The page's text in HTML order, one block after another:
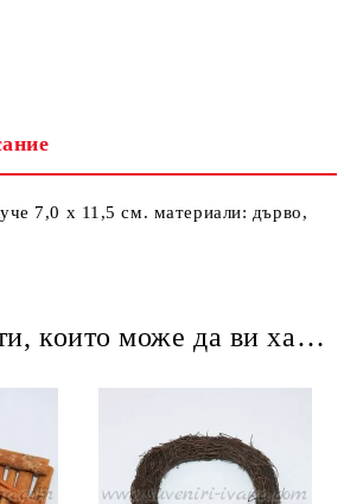
7,0 х 11,5 см. материали: дърво,
Други продукти, които може да ви харесат